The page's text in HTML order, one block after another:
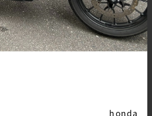
honda